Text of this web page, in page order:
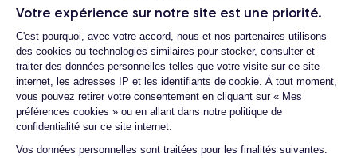
Votre expérience sur notre site est une priorité.
Plateforme de Gestion du
C'est pourquoi, avec votre accord, nous et nos partenaires utilisons
des cookies ou technologies similaires pour stocker, consulter et
traiter des données personnelles telles que votre visite sur ce site
internet, les adresses IP et les identifiants de cookie. À tout moment,
vous pouvez retirer votre consentement en cliquant sur « Mes
préférences cookies » ou en allant dans notre politique de
confidentialité sur ce site internet.
Vos données personnelles sont traitées pour les finalités suivantes:
Axeptio consent
Comment demander un retour ?
Comment demander un retour ?
Comment demander un retour ?
Comment demander un retour ?
Comment demander un retour ?
Comment demander un retour ?